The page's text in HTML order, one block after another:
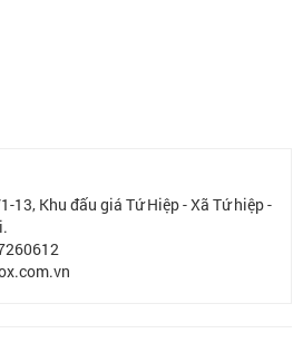
13, Khu đấu giá Tứ Hiệp - Xã Tứ hiệp -